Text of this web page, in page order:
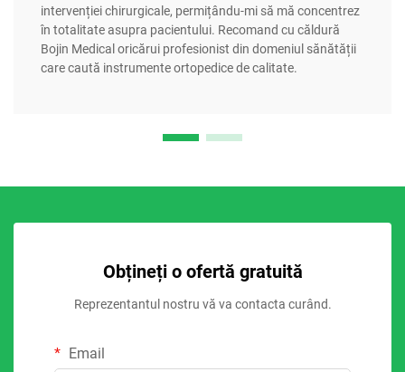
intervenției chirurgicale, permițându-mi să mă concentrez
în totalitate asupra pacientului. Recomand cu căldură
Bojin Medical oricărui profesionist din domeniul sănătății
care caută instrumente ortopedice de calitate.
Obțineți o ofertă gratuită
Reprezentantul nostru vă va contacta curând.
Email